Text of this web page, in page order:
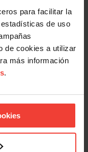
para facilitar la
de uso
de cookies a utilizar
más información
.
a la jubilación